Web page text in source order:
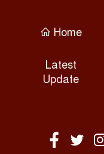
Home
Latest
Update